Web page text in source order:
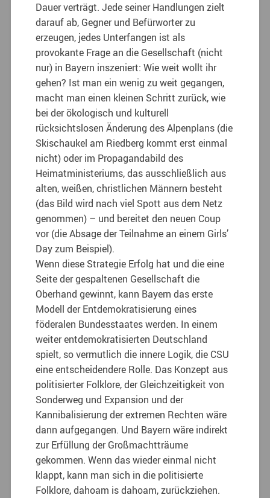
Dauer verträgt. Jede seiner Handlungen zielt
darauf ab, Gegner und Befürworter zu
erzeugen, jedes Unterfangen ist als
provokante Frage an die Gesellschaft (nicht
nur) in Bayern inszeniert: Wie weit wollt ihr
gehen? Ist man ein wenig zu weit gegangen,
macht man einen kleinen Schritt zurück, wie
bei der ökologisch und kulturell
rücksichtslosen Änderung des Alpenplans (die
Skischaukel am Riedberg kommt erst einmal
nicht) oder im Propagandabild des
Heimatministeriums, das ausschließlich aus
alten, weißen, christlichen Männern besteht
(das Bild wird nach viel Spott aus dem Netz
genommen) – und bereitet den neuen Coup
vor (die Absage der Teilnahme an einem Girls’
Day zum Beispiel).
Wenn diese Strategie Erfolg hat und die eine
Seite der gespaltenen Gesellschaft die
Oberhand gewinnt, kann Bayern das erste
Modell der Entdemokratisierung eines
föderalen Bundesstaates werden. In einem
weiter entdemokratisierten Deutschland
spielt, so vermutlich die innere Logik, die CSU
eine entscheidendere Rolle. Das Konzept aus
politisierter Folklore, der Gleichzeitigkeit von
Sonderweg und Expansion und der
Kannibalisierung der extremen Rechten wäre
dann aufgegangen. Und Bayern wäre indirekt
zur Erfüllung der Großmachtträume
gekommen. Wenn das wieder einmal nicht
klappt, kann man sich in die politisierte
Folklore, dahoam is dahoam, zurückziehen.